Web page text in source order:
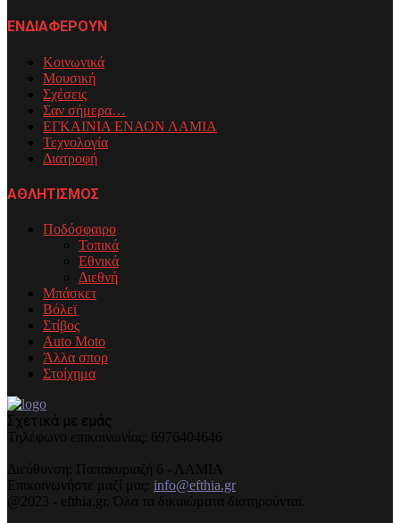
ΕΝΔΙΑΦΕΡΟΥΝ
Κοινωνικά
Μουσική
Σχέσεις
Σαν σήμερα…
ΕΓΚΑΙΝΙΑ ΕΝΑΟΝ ΛΑΜΙΑ
Τεχνολογία
Διατροφή
ΑΘΛΗΤΙΣΜΟΣ
Ποδόσφαιρο
Τοπικά
Εθνικά
Διεθνή
Μπάσκετ
Βόλεϊ
Στίβος
Auto Moto
Άλλα σπορ
Στοίχημα
Σχετικά με εμάς
Τηλέφωνo επικοινωνίας: 6976404646
Διεύθυνση: Παπακυριαζή 6 - ΛΑΜΙΑ
Επικοινωνήστε μαζί μας: info@efthia.gr
@2023 - efthia.gr. Όλα τα δικαιώματα διατηρούνται.